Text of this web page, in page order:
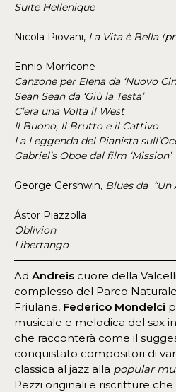
Suite Hellenique
Nicola Piovani, La Vita è Bella
Ennio Morricone
Canzone per Elena da ‘Nuovo
Sean Sean da ‘Giù la Testa’
C’era una Volta il West
Il Buono, Il Brutto e il Cattivo
La Leggenda del Pianista
Gabriel’s Oboe dal film ‘Mission’
George Gershwin, Blues da “Un
Ástor Piazzolla
Oblivion
Libertango
Ad Andreis cuore della
complesso del Parco
Friulane, Federico Mondelci
musicale e melodica del sax
che racconterà come il
conquistato compositori di
classica al jazz alla popular
Pezzi originali e riscritture